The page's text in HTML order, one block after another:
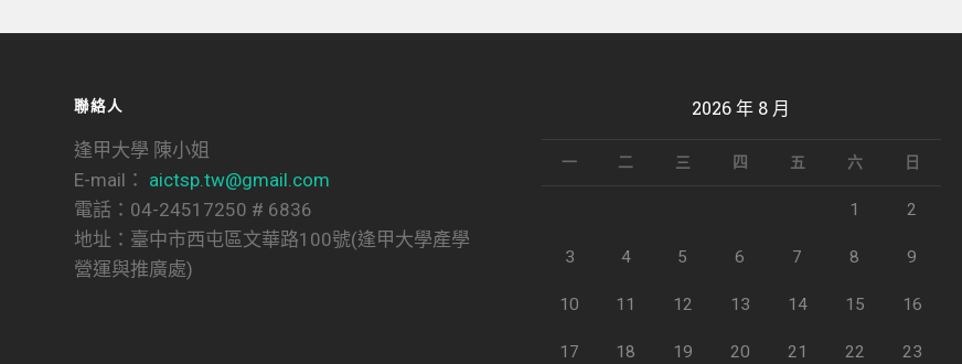
聯絡人
逢甲大學 陳小姐
E-mail： aictsp.tw@gmail.com
電話：04-24517250 # 6836
地址：臺中市西屯區文華路100號(逢甲大學產學
營運與推廣處)
2026 年 8 月
一 二 三 四 五 六 日
1 2
3 4 5 6 7 8 9
10 11 12 13 14 15 16
17 18 19 20 21 22 23